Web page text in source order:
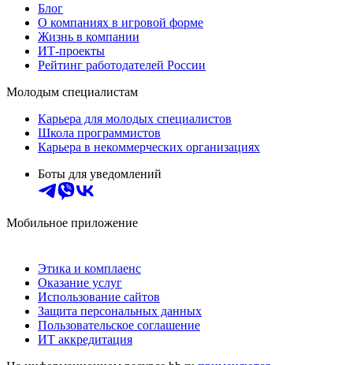
Блог
О компаниях в игровой форме
Жизнь в компании
ИТ-проекты
Рейтинг работодателей России
Молодым специалистам
Карьера для молодых специалистов
Школа программистов
Карьера в некоммерческих организациях
Боты для уведомлений
Мобильное приложение
Этика и комплаенс
Оказание услуг
Использование сайтов
Защита персональных данных
Пользовательское соглашение
ИТ аккредитация